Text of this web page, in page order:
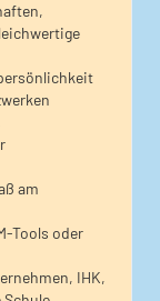
am
Tools oder
IHK,